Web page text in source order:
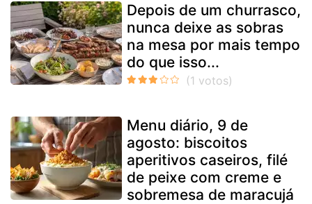
Depois de um churrasco,
nunca deixe as sobras
na mesa por mais tempo
do que isso...
Menu diário, 9 de
agosto: biscoitos
aperitivos caseiros, filé
de peixe com creme e
sobremesa de maracujá